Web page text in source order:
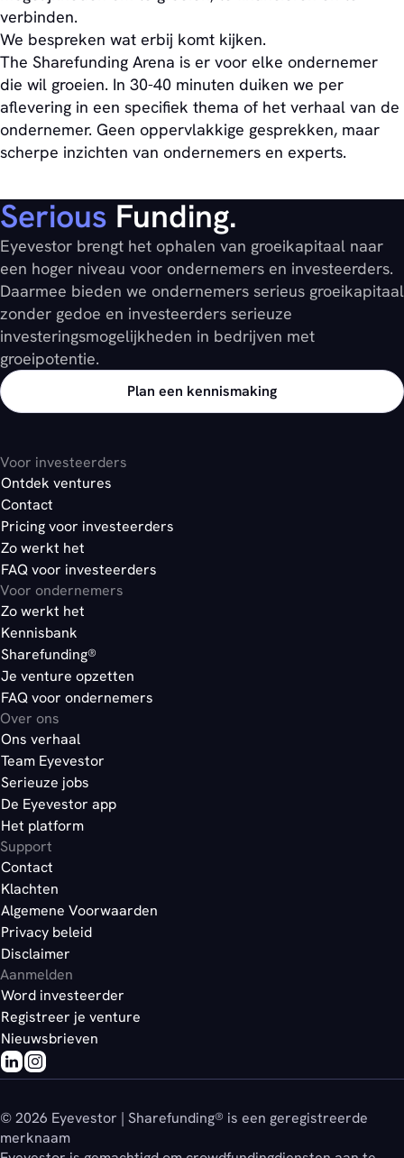
verbinden.
We bespreken wat erbij komt kijken.
The Sharefunding Arena is er voor elke ondernemer
die wil groeien. In 30-40 minuten duiken we per
aflevering in een specifiek thema of het verhaal van de
ondernemer. Geen oppervlakkige gesprekken, maar
scherpe inzichten van ondernemers en experts.
Serious Funding.
Eyevestor brengt het ophalen van groeikapitaal naar
een hoger niveau voor ondernemers en investeerders.
Daarmee bieden we ondernemers serieus groeikapitaal
zonder gedoe en investeerders serieuze
investeringsmogelijkheden in bedrijven met
groeipotentie.
Plan een kennismaking
Voor investeerders
Ontdek ventures
Contact
Pricing voor investeerders
Zo werkt het
FAQ voor investeerders
Voor ondernemers
Zo werkt het
Kennisbank
Sharefunding®
Je venture opzetten
FAQ voor ondernemers
Over ons
Ons verhaal
Team Eyevestor
Serieuze jobs
De Eyevestor app
Het platform
Support
Contact
Klachten
Algemene Voorwaarden
Privacy beleid
Disclaimer
Aanmelden
Word investeerder
Registreer je venture
Nieuwsbrieven
© 2026 Eyevestor | Sharefunding® is een geregistreerde
merknaam